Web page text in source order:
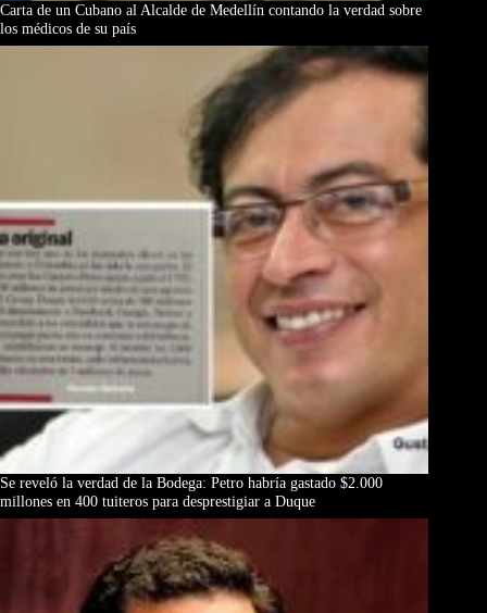
Carta de un Cubano al Alcalde de Medellín contando la verdad sobre
los médicos de su país
Se reveló la verdad de la Bodega: Petro habría gastado $2.000
millones en 400 tuiteros para desprestigiar a Duque